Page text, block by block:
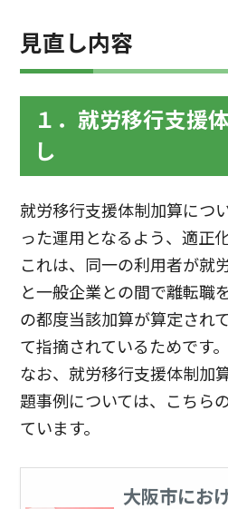
見直し内容
１．就労移行支援
し
就労移行支援体制加算につ
った運用となるよう、適正
これは、同一の利用者が就
と一般企業との間で離転職
の都度当該加算が算定され
て指摘されているためです。
なお、就労移行支援体制加
題事例については、こちら
ています。
大阪市にお